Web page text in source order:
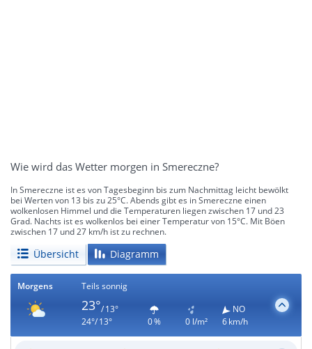
Wie wird das Wetter morgen in Smereczne?
In Smereczne ist es von Tagesbeginn bis zum Nachmittag leicht bewölkt
bei Werten von 13 bis zu 25°C. Abends gibt es in Smereczne einen
wolkenlosen Himmel und die Temperaturen liegen zwischen 17 und 23
Grad. Nachts ist es wolkenlos bei einer Temperatur von 15°C. Mit Böen
zwischen 17 und 27 km/h ist zu rechnen.
Übersicht Diagramm
Morgens Teils sonnig
23°/ 13°
24°/ 13°
0 % 0 l/m²
NO
6 km/h